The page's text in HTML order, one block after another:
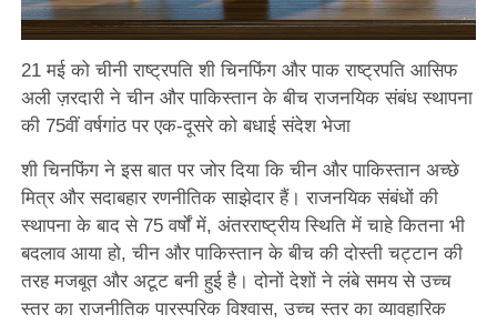
21 मई को चीनी राष्ट्रपति शी चिनफिंग और पाक राष्ट्रपति आसिफ
अली ज़रदारी ने चीन और पाकिस्तान के बीच राजनयिक संबंध स्थापना
की 75वीं वर्षगांठ पर एक-दूसरे को बधाई संदेश भेजा
शी चिनफिंग ने इस बात पर जोर दिया कि चीन और पाकिस्तान अच्छे
मित्र और सदाबहार रणनीतिक साझेदार हैं। राजनयिक संबंधों की
स्थापना के बाद से 75 वर्षों में, अंतरराष्ट्रीय स्थिति में चाहे कितना भी
बदलाव आया हो, चीन और पाकिस्तान के बीच की दोस्ती चट्टान की
तरह मजबूत और अटूट बनी हुई है। दोनों देशों ने लंबे समय से उच्च
स्तर का राजनीतिक पारस्परिक विश्वास, उच्च स्तर का व्यावहारिक